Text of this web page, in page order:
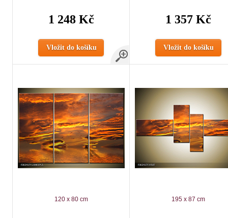
1 248 Kč
Vložit do košíku
1 357 Kč
Vložit do košíku
120 x 80 cm 195 x 87 cm